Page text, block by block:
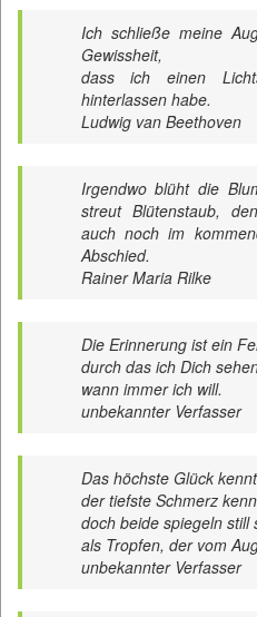
Ich schließe meine
Gewissheit,
dass ich einen
hinterlassen habe.
Ludwig van Beethoven
Irgendwo blüht die
streut Blütenstaub,
auch noch im
Abschied.
Rainer Maria Rilke
Die Erinnerung ist ein
durch das ich Dich
wann immer ich will.
unbekannter Verfasser
Das höchste Glück
der tiefste Schmerz
doch beide spiegeln still
als Tropfen, der vom
unbekannter Verfasser